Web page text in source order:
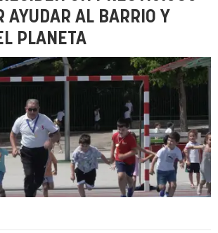
AYUDAR AL BARRIO Y
PLANETA